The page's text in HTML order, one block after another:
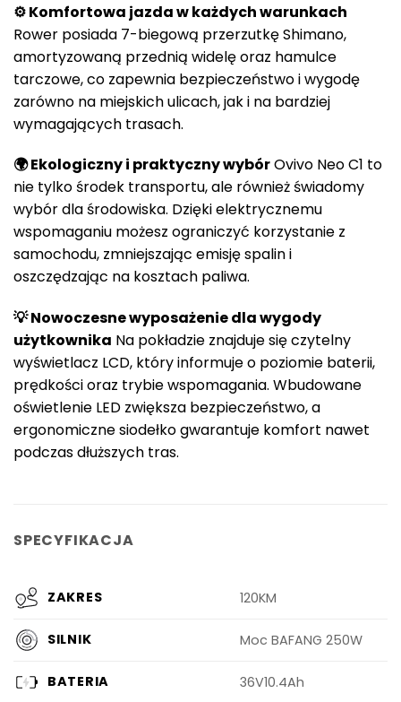
⚙️ Komfortowa jazda w każdych warunkach
Rower posiada 7-biegową przerzutkę Shimano,
amortyzowaną przednią widelę oraz hamulce
tarczowe, co zapewnia bezpieczeństwo i wygodę
zarówno na miejskich ulicach, jak i na bardziej
wymagających trasach.
🌍 Ekologiczny i praktyczny wybórOvivo Neo C1 to
nie tylko środek transportu, ale również świadomy
wybór dla środowiska. Dzięki elektrycznemu
wspomaganiu możesz ograniczyć korzystanie z
samochodu, zmniejszając emisję spalin i
oszczędzając na kosztach paliwa.
💡 Nowoczesne wyposażenie dla wygody
użytkownika Na pokładzie znajduje się czytelny
wyświetlacz LCD, który informuje o poziomie baterii,
prędkości oraz trybie wspomagania. Wbudowane
oświetlenie LED zwiększa bezpieczeństwo, a
ergonomiczne siodełko gwarantuje komfort nawet
podczas dłuższych tras.
SPECYFIKACJA
ZAKRES 120KM
SILNIK Moc BAFANG 250W
BATERIA 36V10.4Ah